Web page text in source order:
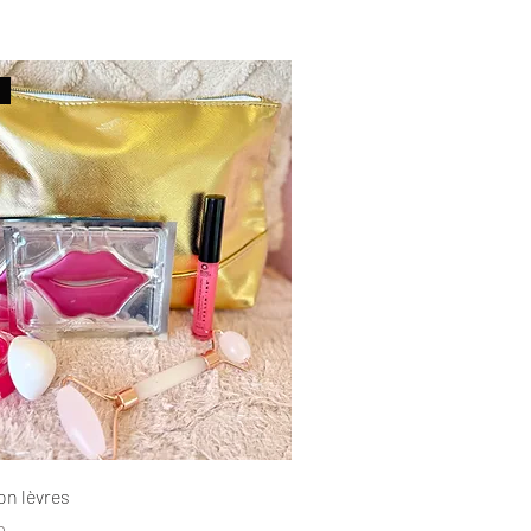
lèvres